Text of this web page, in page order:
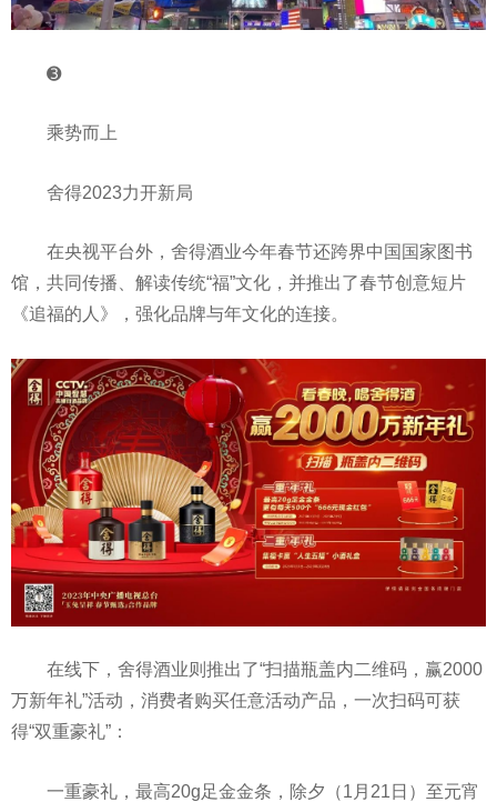
➌
乘势而上
舍得2023力开新局
在央视平台外，舍得酒业今年春节还跨界中国国家图书
馆，共同传播、解读传统“福”文化，并推出了春节创意短片
《追福的人》，强化品牌与年文化的连接。
在线下，舍得酒业则推出了“扫描瓶盖内二维码，赢2000
万新年礼”活动，消费者购买任意活动产品，一次扫码可获
得“双重豪礼”：
一重豪礼，最高20g足金金条，除夕（1月21日）至元宵